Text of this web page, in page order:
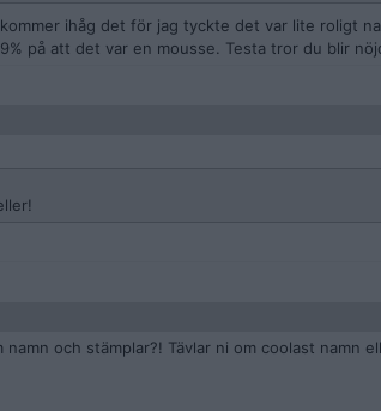
ihåg det för jag tyckte det var lite roligt
på att det var en mousse. Testa tror du blir
och stämplar?! Tävlar ni om coolast namn